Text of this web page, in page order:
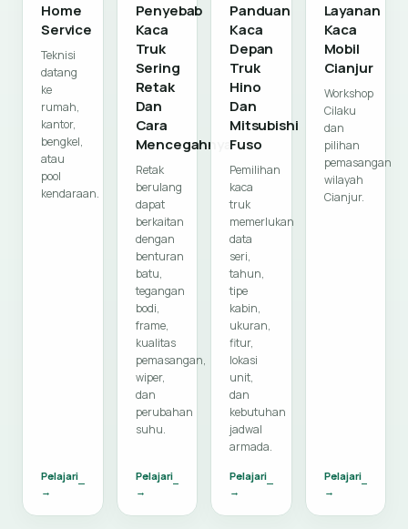
Home
Service
Teknisi
datang
ke
rumah,
kantor,
bengkel,
atau
pool
kendaraan.
Pelajari
→
Penyebab
Kaca
Truk
Sering
Retak
Dan
Cara
Mencegahnya
Retak
berulang
dapat
berkaitan
dengan
benturan
batu,
tegangan
bodi,
frame,
kualitas
pemasangan,
wiper,
dan
perubahan
suhu.
Pelajari
→
Panduan
Kaca
Depan
Truk
Hino
Dan
Mitsubishi
Fuso
Pemilihan
kaca
truk
memerlukan
data
seri,
tahun,
tipe
kabin,
ukuran,
fitur,
lokasi
unit,
dan
kebutuhan
jadwal
armada.
Pelajari
→
Layanan
Kaca
Mobil
Cianjur
Workshop
Cilaku
dan
pilihan
pemasangan
wilayah
Cianjur.
Pelajari
→